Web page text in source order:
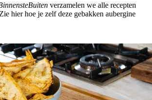
verzamelen we alle recepten
hier hoe je zelf deze gebakken aubergine